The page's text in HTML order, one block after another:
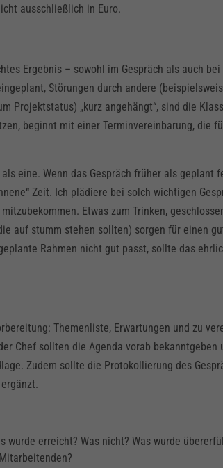
ausschließlich in Euro.
Ergebnis – sowohl im Gespräch als auch
Störungen durch andere
Projektstatus) „kurz angehängt“, sind die
beginnt mit einer Terminvereinbarung, die
eine. Wenn das Gespräch früher als geplant
Zeit. Ich plädiere bei solch wichtigen
Etwas zum Trinken,
auf stumm stehen sollten) sorgen für einen
Rahmen nicht gut passt, sollte das
Themenliste, Erwartungen und zu
Chef sollten die Agenda vorab bekanntgeben
Zudem sollte die Protokollierung des
wurde erreicht? Was nicht? Was wurde